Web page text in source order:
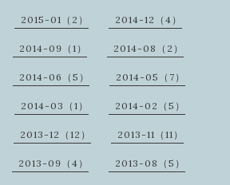
2015-01（2） 2014-12（4）
2014-09（1） 2014-08（2）
2014-06（5） 2014-05（7）
2014-03（1） 2014-02（5）
2013-12（12） 2013-11（11）
2013-09（4） 2013-08（5）